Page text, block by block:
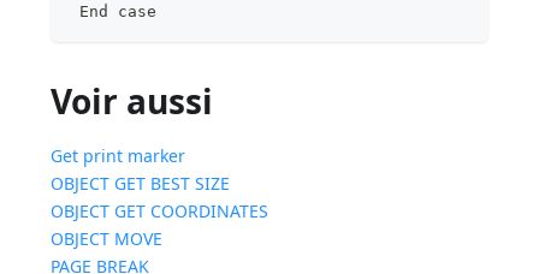
End case
Voir aussi
Get print marker
OBJECT GET BEST SIZE
OBJECT GET COORDINATES
OBJECT MOVE
PAGE BREAK